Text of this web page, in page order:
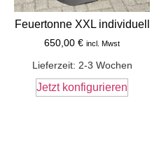
Feuertonne XXL individuell
650,00 € incl. Mwst
Lieferzeit: 2-3 Wochen
Jetzt konfigurieren